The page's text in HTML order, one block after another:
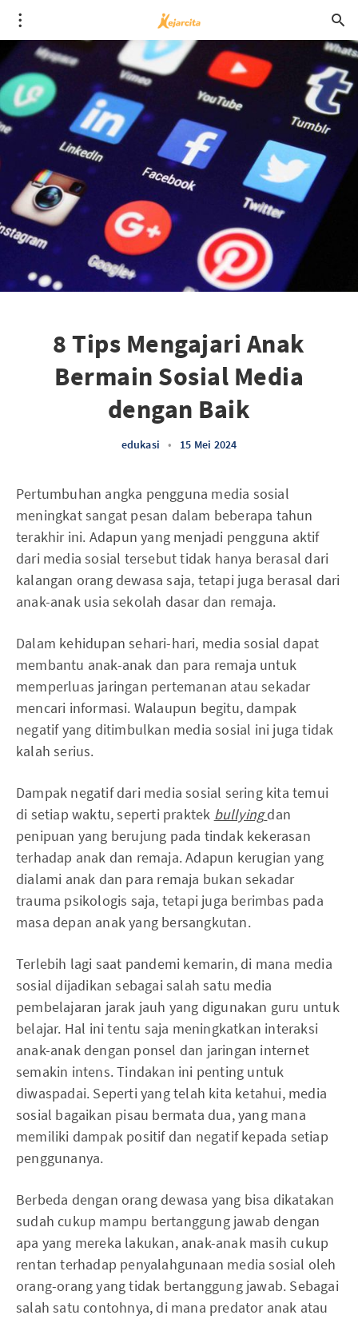
8 Tips Mengajari Anak
Bermain Sosial Media
dengan Baik
edukasi • 15 Mei 2024
Pertumbuhan angka pengguna media sosial
meningkat sangat pesan dalam beberapa tahun
terakhir ini. Adapun yang menjadi pengguna aktif
dari media sosial tersebut tidak hanya berasal dari
kalangan orang dewasa saja, tetapi juga berasal dari
anak-anak usia sekolah dasar dan remaja.
Dalam kehidupan sehari-hari, media sosial dapat
membantu anak-anak dan para remaja untuk
memperluas jaringan pertemanan atau sekadar
mencari informasi. Walaupun begitu, dampak
negatif yang ditimbulkan media sosial ini juga tidak
kalah serius.
Dampak negatif dari media sosial sering kita temui
di setiap waktu, seperti praktek bullyingdan
penipuan yang berujung pada tindak kekerasan
terhadap anak dan remaja. Adapun kerugian yang
dialami anak dan para remaja bukan sekadar
trauma psikologis saja, tetapi juga berimbas pada
masa depan anak yang bersangkutan.
Terlebih lagi saat pandemi kemarin, di mana media
sosial dijadikan sebagai salah satu media
pembelajaran jarak jauh yang digunakan guru untuk
belajar. Hal ini tentu saja meningkatkan interaksi
anak-anak dengan ponsel dan jaringan internet
semakin intens. Tindakan ini penting untuk
diwaspadai. Seperti yang telah kita ketahui, media
sosial bagaikan pisau bermata dua, yang mana
memiliki dampak positif dan negatif kepada setiap
penggunanya.
Berbeda dengan orang dewasa yang bisa dikatakan
sudah cukup mampu bertanggung jawab dengan
apa yang mereka lakukan, anak-anak masih cukup
rentan terhadap penyalahgunaan media sosial oleh
orang-orang yang tidak bertanggung jawab. Sebagai
salah satu contohnya, di mana predator anak atau